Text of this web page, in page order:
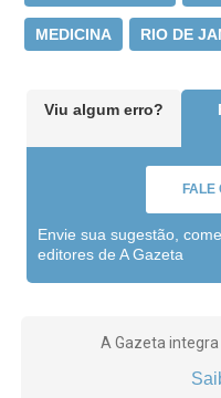
MEDICINA RIO DE
Viu algum erro?
FALE
Envie sua sugestão,
editores de A Gazeta
A Gazeta integra